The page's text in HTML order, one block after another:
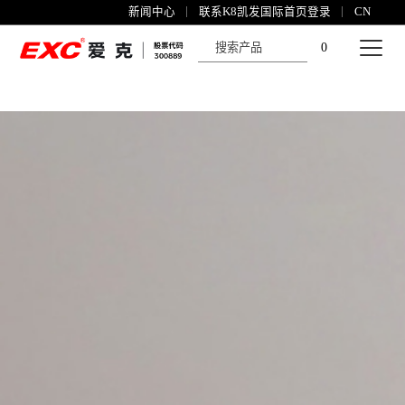
K8凯发国际首页登录
新闻中心 联系K8凯发国际首页登录 CN
0